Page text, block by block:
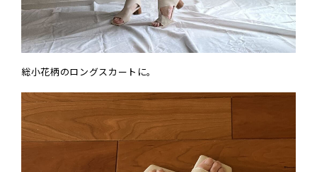
総小花柄のロングスカートに。